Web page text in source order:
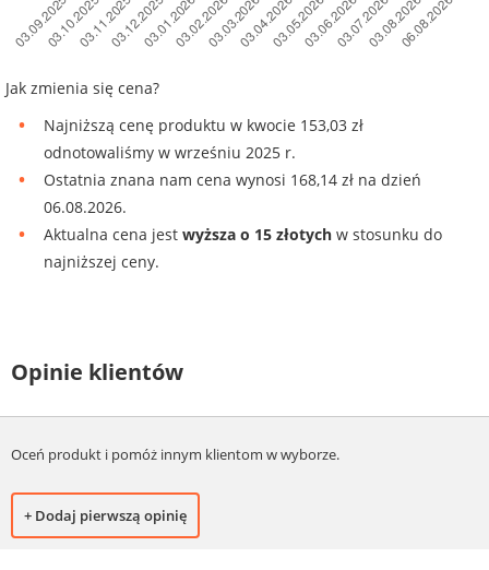
Jak zmienia się cena?
Najniższą cenę produktu w kwocie 153,03 zł
odnotowaliśmy w wrześniu 2025 r.
Ostatnia znana nam cena wynosi 168,14 zł na dzień
06.08.2026.
Aktualna cena jest wyższa o 15 złotych w stosunku do
najniższej ceny.
Opinie klientów
Oceń produkt i pomóż innym klientom w wyborze.
+ Dodaj pierwszą opinię